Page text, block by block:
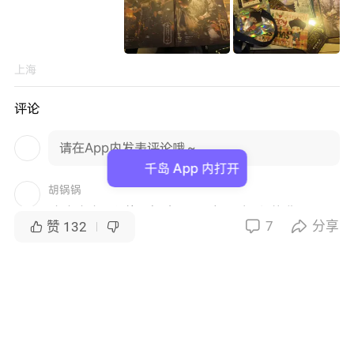
上海
评论
请在App内发表评论哦～
胡锅锅
哈哈哈哈可以的，加油bro，我两刷已经毕业了
2024-10-08・上海
 赞 132   7  分享
千岛 App 内打开